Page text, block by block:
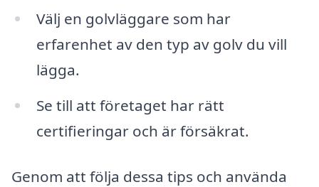
Välj en golvläggare som har
erfarenhet av den typ av golv du vill
lägga.
Se till att företaget har rätt
certifieringar och är försäkrat.
Genom att följa dessa tips och använda